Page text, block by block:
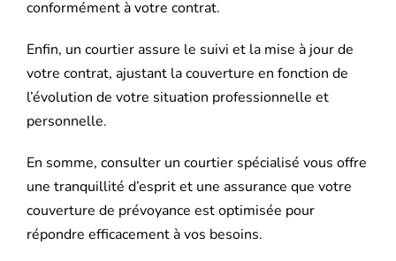
conformément à votre contrat.
Enfin, un courtier assure le suivi et la mise à jour de
votre contrat, ajustant la couverture en fonction de
l’évolution de votre situation professionnelle et
personnelle.
En somme, consulter un courtier spécialisé vous offre
une tranquillité d’esprit et une assurance que votre
couverture de prévoyance est optimisée pour
répondre efficacement à vos besoins.